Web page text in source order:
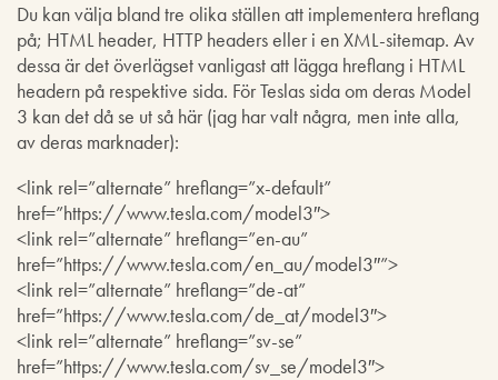
Du kan välja bland tre olika ställen att implementera hreflang
på; HTML header, HTTP headers eller i en XML-sitemap. Av
dessa är det överlägset vanligast att lägga hreflang i HTML
headern på respektive sida. För Teslas sida om deras Model
3 kan det då se ut så här (jag har valt några, men inte alla,
av deras marknader):
<link rel=”alternate” hreflang=”x-default”
href=”https://www.tesla.com/model3″>
<link rel=”alternate” hreflang=”en-au”
href=”https://www.tesla.com/en_au/model3″”>
<link rel=”alternate” hreflang=”de-at”
href=”https://www.tesla.com/de_at/model3″>
<link rel=”alternate” hreflang=”sv-se”
href=”https://www.tesla.com/sv_se/model3″>